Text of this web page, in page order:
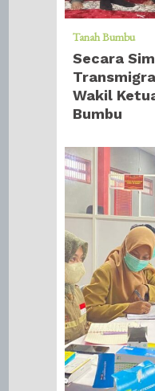
Tanah Bumbu
Secara
Wakil
Bumbu